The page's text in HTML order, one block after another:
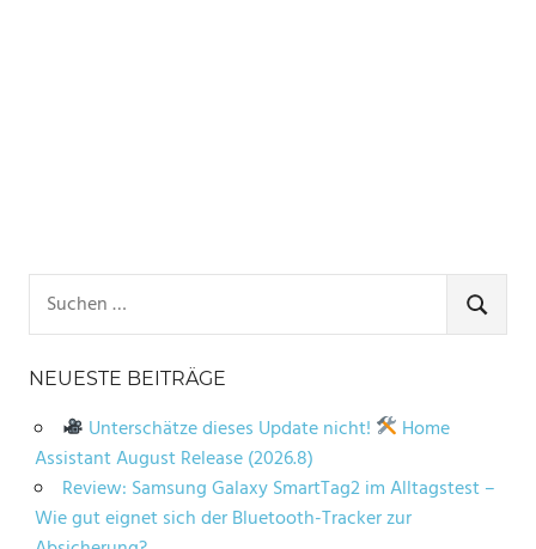
nach:
SUCHEN
NEUESTE BEITRÄGE
Unterschätze dieses Update nicht!
Home
Assistant August Release (2026.8)
Review: Samsung Galaxy SmartTag2 im Alltagstest –
Wie gut eignet sich der Bluetooth-Tracker zur